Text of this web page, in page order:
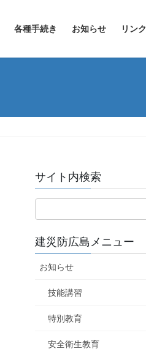
各種手続き お知らせ リンク
サイト内検索
建災防広島メニュー
お知らせ
技能講習
特別教育
安全衛生教育